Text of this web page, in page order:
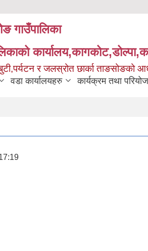
गाउँपालिका
र जलस्रोत छार्का ताङसोङको
वडा कार्यालयहरु कार्यक्रम तथा